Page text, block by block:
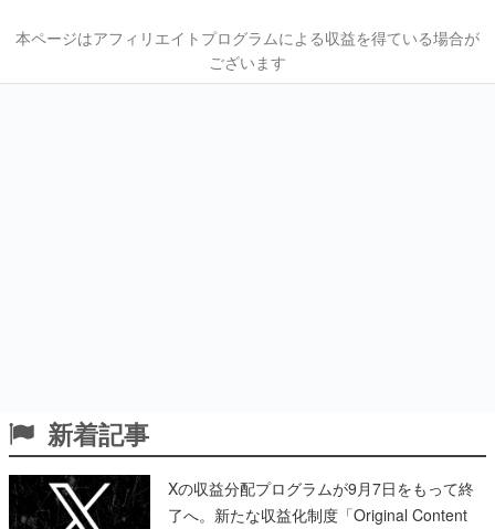
本ページはアフィリエイトプログラムによる収益を得ている場合が
ございます
新着記事
Xの収益分配プログラムが9月7日をもって終
了へ。新たな収益化制度「Original Content